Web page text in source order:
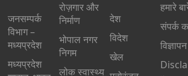
जनसम्पर्क
विभाग –
मध्यप्रदेश
मध्यप्रदेश
रोज़गार और
निर्माण
भोपाल नगर
निगम
लोक स्वास्थ्य
देश
विदेश
खेल
हमारे
संपर्क
विज्ञापन